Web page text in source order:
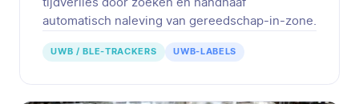
tijdverlies door zoeken en handhaaf
automatisch naleving van gereedschap-in-zone.
UWB / BLE-TRACKERS UWB-LABELS